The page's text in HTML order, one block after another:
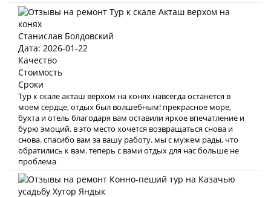
Станислав Болдовский
Дата: 2026-01-22
Качество
Стоимость
Сроки
Тур к скале акташ верхом на конях навсегда останется в
моем сердце, отдых был волшебным! прекрасное море,
бухта и отель благодаря вам оставили яркое впечатление и
бурю эмоций. в это место хочется возвращаться снова и
снова. спасибо вам за вашу работу. мы с мужем рады, что
обратились к вам. теперь с вами отдых для нас больше не
проблема